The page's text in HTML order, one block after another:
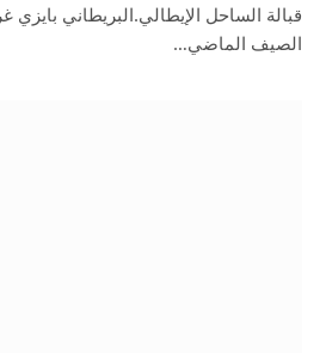
قبالة الساحل الإيطالي.البريطاني
الصيف الماضي…